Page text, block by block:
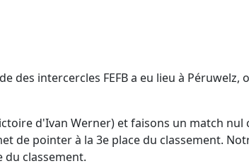
intercercles FEFB a eu lieu à
d'Ivan Werner) et faisons un match
de pointer à la 3e place du classement.
du classement.